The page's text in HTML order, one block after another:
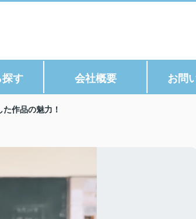
探す 会社概要 お問
作品の魅力！